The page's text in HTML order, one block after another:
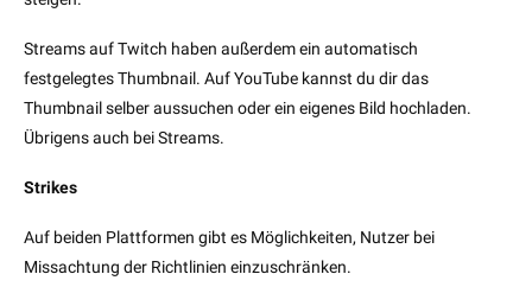
Streams auf Twitch haben außerdem ein automatisch
festgelegtes Thumbnail. Auf YouTube kannst du dir das
Thumbnail selber aussuchen oder ein eigenes Bild hochladen.
Übrigens auch bei Streams.
Strikes
Auf beiden Plattformen gibt es Möglichkeiten, Nutzer bei
Missachtung der Richtlinien einzuschränken.